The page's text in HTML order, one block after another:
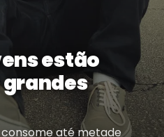
estão
até metade